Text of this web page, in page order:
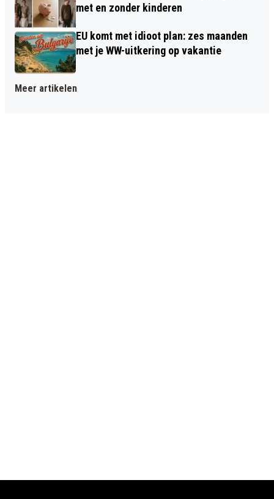
met en zonder kinderen
EU komt met idioot plan: zes maanden
met je WW-uitkering op vakantie
Meer artikelen